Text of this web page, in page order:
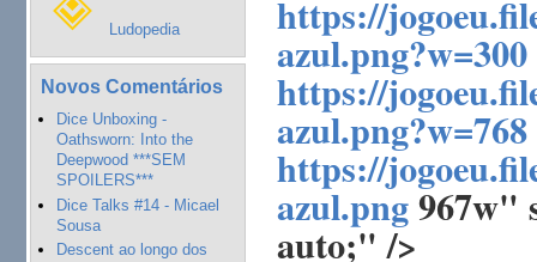
Ludopedia
Novos Comentários
Dice Unboxing -
Oathsworn: Into the
Deepwood ***SEM
SPOILERS***
Dice Talks #14 - Micael
Sousa
Descent ao longo dos
https://
azul.png?w=300
https://
azul.png?w=768
https://
azul.png967w"
auto;" />